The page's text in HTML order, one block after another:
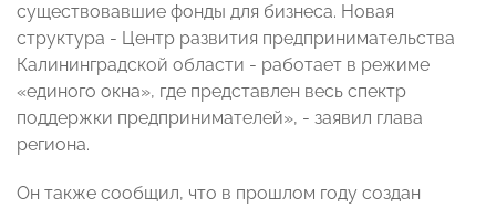
существовавшие фонды для бизнеса. Новая
структура - Центр развития предпринимательства
Калининградской области - работает в режиме
«единого окна», где представлен весь спектр
поддержки предпринимателей», - заявил глава
региона.
Он также сообщил, что в прошлом году создан